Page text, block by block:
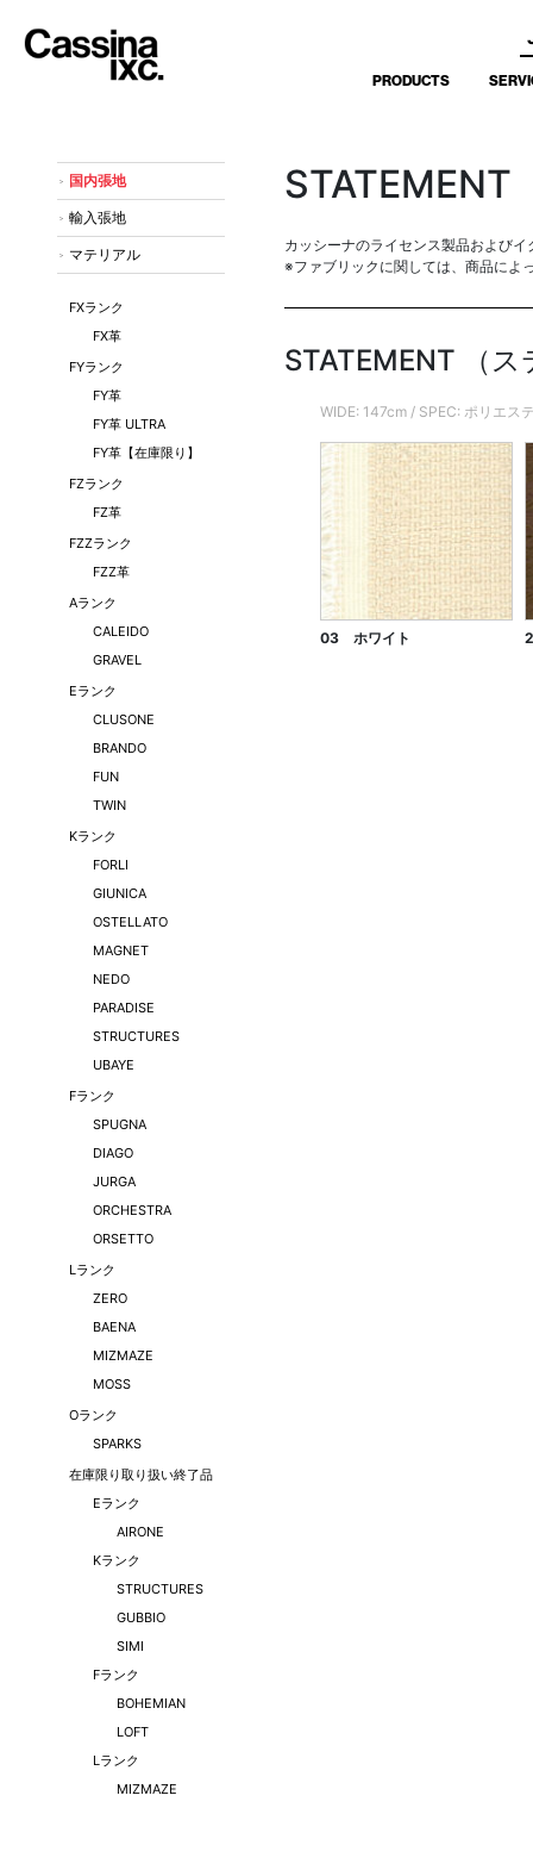
PRODUCTS
STATEMENT
カッシーナのライセンス製品および
※ファブリックに関しては、商品によ
STATEMENT （
WIDE: 147cm / SPEC: ポリエス
03 ホワイト
国内張地
輸入張地
マテリアル
FXランク
FX革
FYランク
FY革
FY革 ULTRA
FY革【在庫限り】
FZランク
FZ革
FZZランク
FZZ革
Aランク
CALEIDO
GRAVEL
Eランク
CLUSONE
BRANDO
FUN
TWIN
Kランク
FORLI
GIUNICA
OSTELLATO
MAGNET
NEDO
PARADISE
STRUCTURES
UBAYE
Fランク
SPUGNA
DIAGO
JURGA
ORCHESTRA
ORSETTO
Lランク
ZERO
BAENA
MIZMAZE
MOSS
Oランク
SPARKS
在庫限り取り扱い終了品
Eランク
AIRONE
Kランク
STRUCTURES
GUBBIO
SIMI
Fランク
BOHEMIAN
LOFT
Lランク
MIZMAZE